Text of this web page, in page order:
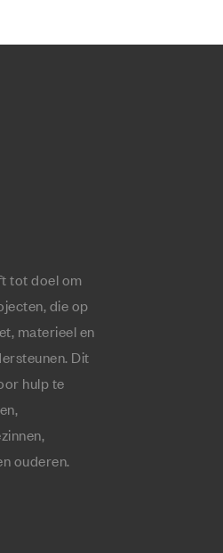
tot doel om
die op
materieel en
Dit
hulp te
ouderen.